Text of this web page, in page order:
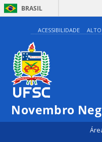
BRASIL
ACESSIBILIDADE
Novembro